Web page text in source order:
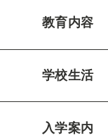
教育内容
学校生活
入学案内